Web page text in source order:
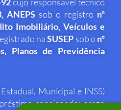
ANEPS sob o registro nº
Imobiliário, Veículos e
naSUSEP sob o nº
Planos de Previdência
Municipal e INSS)
consignado: prazo